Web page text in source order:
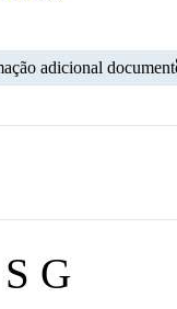
adicional
G